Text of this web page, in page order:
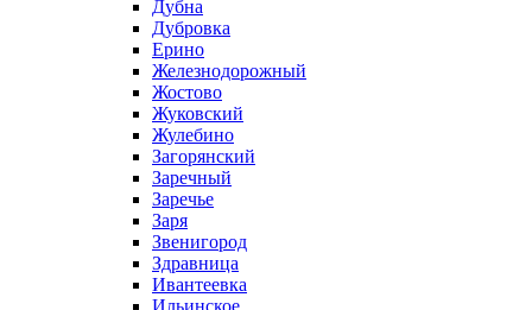
Дубна
Дубровка
Ерино
Железнодорожный
Жостово
Жуковский
Жулебино
Загорянский
Заречный
Заречье
Заря
Звенигород
Здравница
Ивантеевка
Ильинское